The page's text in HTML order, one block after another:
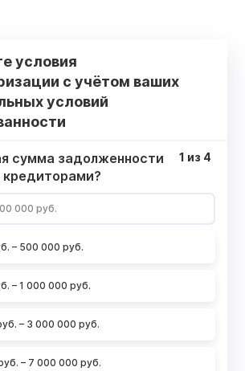
условия
с учётом ваших
условий
сумма задолженности
000 руб.
– 500 000 руб.
– 1 000 000 руб.
– 3 000 000 руб.
– 7 000 000 руб.
1 из 4